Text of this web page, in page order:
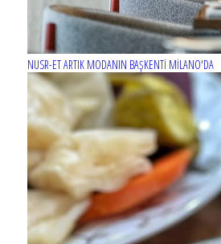
NUSR-ET ARTIK MODANIN BAŞKENTİ MİLANO'DA